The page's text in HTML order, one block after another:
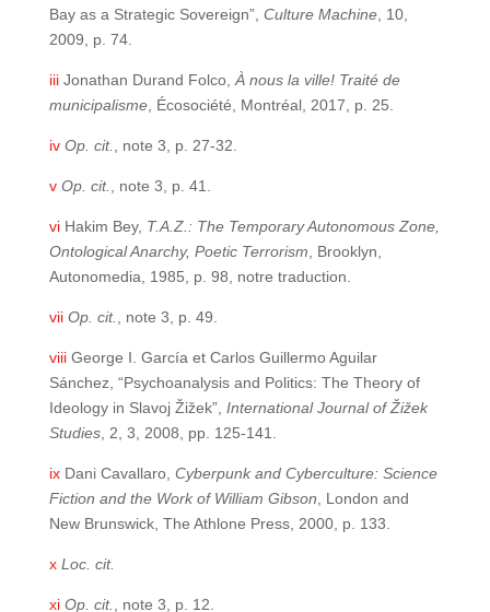
Bay as a Strategic Sovereign”, Culture Machine, 10,
2009, p. 74.
iiiJonathan Durand Folco,À nous la ville! Traité de
municipalisme, Écosociété, Montréal, 2017, p. 25.
iv Op. cit., note 3, p. 27-32.
v Op. cit., note 3, p. 41.
viHakim Bey, T.A.Z.: The Temporary Autonomous Zone,
Ontological Anarchy, Poetic Terrorism, Brooklyn,
Autonomedia, 1985, p. 98, notre traduction.
vii Op. cit., note 3, p. 49.
viiiGeorge I. García et Carlos Guillermo Aguilar
Sánchez, “Psychoanalysis and Politics: The Theory of
Ideology in Slavoj Žižek”, International Journal of Žižek
Studies, 2, 3, 2008, pp. 125-141.
ixDani Cavallaro, Cyberpunk and Cyberculture: Science
Fiction and the Work of William Gibson, London and
New Brunswick, The Athlone Press, 2000, p. 133.
x Loc. cit.
xi Op. cit., note 3, p. 12.